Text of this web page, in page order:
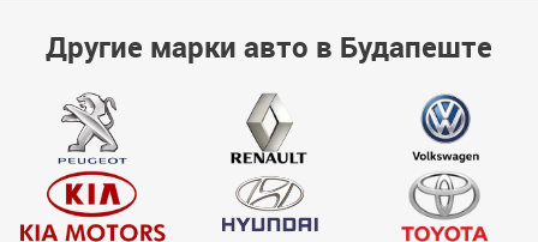
Другие марки авто в Будапеште